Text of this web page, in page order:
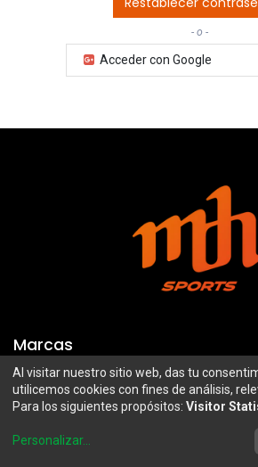
- o -
Acceder con Google
Marcas
Troy Lee Designs
100%
Airoh
Mazawi
SIDI
Al visitar nuestro sitio web, das tu
utilicemos cookies con fines de análisis,
Para los siguientes propósitos: Visitor
Personalizar...